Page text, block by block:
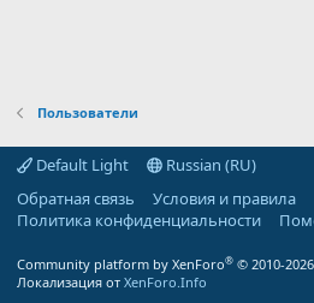
Пользователи
Default Light
Russian (RU)
Обратная связь
Условия и правила
Политика конфиденциальности
Community platform by XenForo® © 2010-
Локализация от XenForo.Info